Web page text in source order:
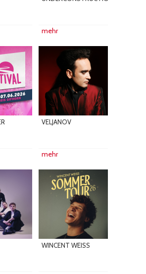
mehr
VELJANOV
mehr
WINCENT WEISS